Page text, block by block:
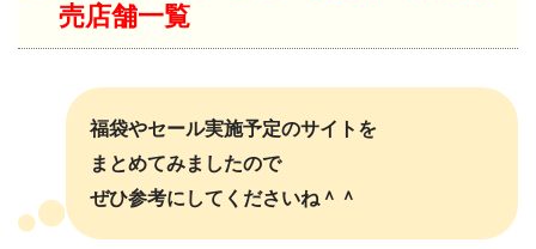
売店舗一覧
福袋やセール実施予定のサイトを
まとめてみましたので
ぜひ参考にしてくださいね＾＾